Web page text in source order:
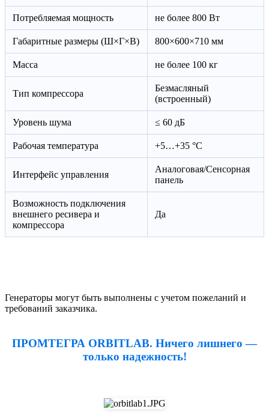
Потребляемая мощность не более 800 Вт
Габаритные размеры (Ш×Г×В) 800×600×710 мм
Масса не более 100 кг
Тип компрессора
Безмасляный
(встроенный)
Уровень шума ≤ 60 дБ
Рабочая температура +5…+35 °C
Интерфейс управления
Аналоговая/Сенсорная
панель
Возможность подключения
внешнего ресивера и
компрессора
Да
Генераторы могут быть выполнены с учетом пожеланий и
требований заказчика.
ПРОМТЕГРА ORBITLAB. Ничего лишнего —
только надежность!